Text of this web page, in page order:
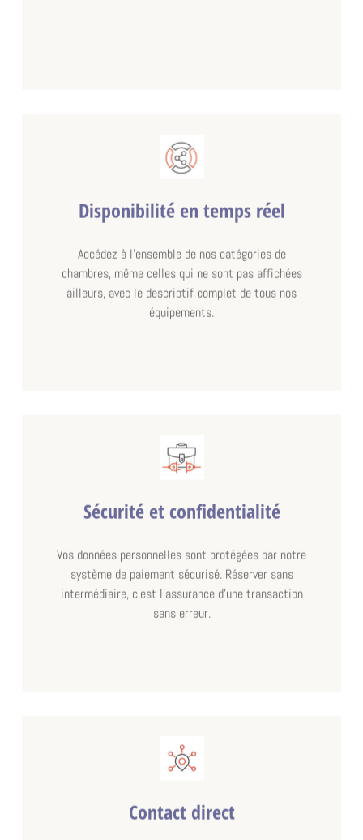
Disponibilité en temps réel
Accédez à l'ensemble de nos catégories de
chambres, même celles qui ne sont pas affichées
ailleurs, avec le descriptif complet de tous nos
équipements.
Sécurité et confidentialité
Vos données personnelles sont protégées par notre
système de paiement sécurisé. Réserver sans
intermédiaire, c'est l'assurance d'une transaction
sans erreur.
Contact direct